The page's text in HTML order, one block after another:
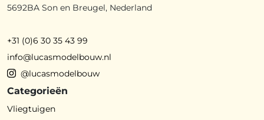
5692BA Son en Breugel, Nederland
+31 (0)6 30 35 43 99
info@lucasmodelbouw.nl
@lucasmodelbouw
Categorieën
Vliegtuigen